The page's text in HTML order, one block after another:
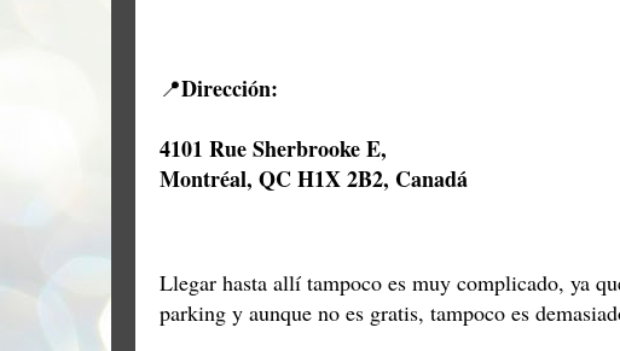
📍Dirección:
4101 Rue Sherbrooke E,
Montréal, QC H1X 2B2, Canadá
Llegar hasta allí tampoco es muy complicado, ya
parking y aunque no es gratis, tampoco es